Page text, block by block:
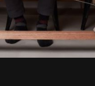
2015
2014
2013
2012